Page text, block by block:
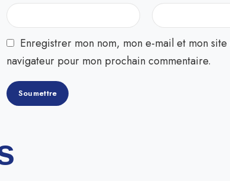
Enregistrer mon nom, mon e-mail et mon site
navigateur pour mon prochain commentaire.